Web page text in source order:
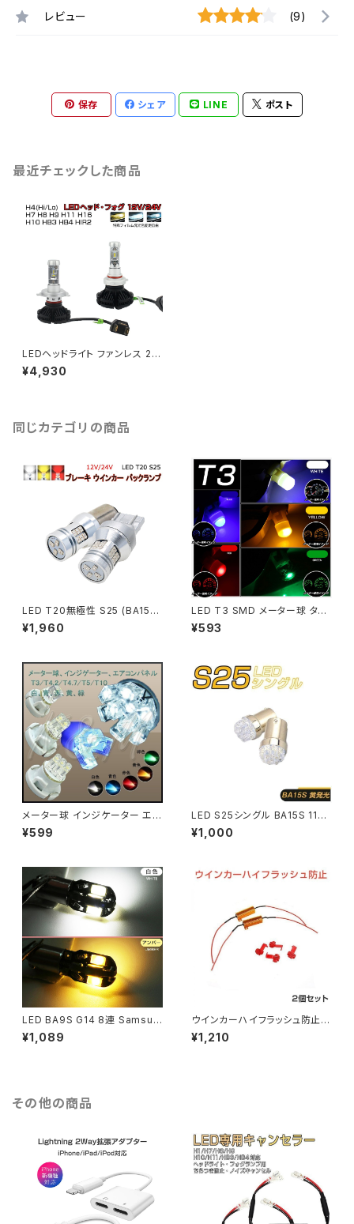
レビュー (9)
保存 シェア LINE ポスト
最近チェックした商品
LEDヘッドライト ファンレス 2個
入り 6500K(車検対応) 6000L
M LED ヘッドライト アルミボデ
¥4,930
同じカテゴリの商品
LED T20無極性 S25 (BA15S
BAU15S BAY15D段違い) 120
0/1600lm ブレーキ ウインカー
¥1,960
LED T3 SMD メーター球 タコ
ランプ インジケーター エアコン
パネル 超拡散 全面発光 2個セ
¥593
メーター球 インジケーター エア
コンパネル LED T4.7 イエロー
2個セット 1ヶ月保証「T47-YEL
¥599
LED S25シングル BA15S 1156
9連 12V車専用 黄 2個セット 送
料無料 在庫処分2週間交換保証
¥1,000
LED BA9S G14 8連 Samsun
g サムスン 5630 SMD LEDキ
ャンセラー内蔵 2個セット 360
¥1,089
ウインカーハイフラッシュ防止 1
2V/24V 50W 6Ω キャンセラー
ハイフラ防止抵抗器 2個入り 送
¥1,210
その他の商品